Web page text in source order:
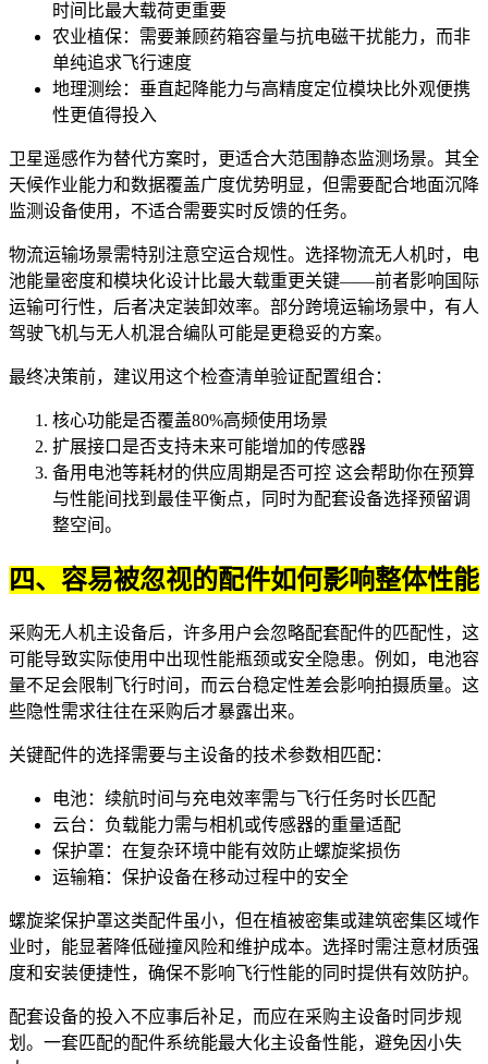
时间比最大载荷更重要
农业植保：需要兼顾药箱容量与抗电磁干扰能力，而非
单纯追求飞行速度
地理测绘：垂直起降能力与高精度定位模块比外观便携
性更值得投入
卫星遥感作为替代方案时，更适合大范围静态监测场景。其全
天候作业能力和数据覆盖广度优势明显，但需要配合地面沉降
监测设备使用，不适合需要实时反馈的任务。
物流运输场景需特别注意空运合规性。选择物流无人机时，电
池能量密度和模块化设计比最大载重更关键——前者影响国际
运输可行性，后者决定装卸效率。部分跨境运输场景中， 有人
驾驶飞机与无人机混合编队可能是更稳妥的方案。
最终决策前，建议用这个检查清单验证配置组合：
核心功能是否覆盖80%高频使用场景
扩展接口是否支持未来可能增加的传感器
备用电池等耗材的供应周期是否可控 这会帮助你在预算
与性能间找到最佳平衡点，同时为配套设备选择预留调
整空间。
四、容易被忽视的配件如何影响整体性能
采购无人机主设备后，许多用户会忽略配套配件的匹配性，这
可能导致实际使用中出现性能瓶颈或安全隐患。例如，电池容
量不足会限制飞行时间，而云台稳定性差会影响拍摄质量。这
些隐性需求往往在采购后才暴露出来。
关键配件的选择需要与主设备的技术参数相匹配：
电池：续航时间与充电效率需与飞行任务时长匹配
云台：负载能力需与相机或传感器的重量适配
保护罩：在复杂环境中能有效防止螺旋桨损伤
运输箱：保护设备在移动过程中的安全
螺旋桨保护罩这类配件虽小，但在植被密集或建筑密集区域作
业时，能显著降低碰撞风险和维护成本。选择时需注意材质强
度和安装便捷性，确保不影响飞行性能的同时提供有效防护。
配套设备的投入不应事后补足，而应在采购主设备时同步规
划。一套匹配的配件系统能最大化主设备性能，避免因小失